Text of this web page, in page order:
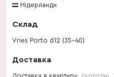
Нідерланди
Склад
Vries Porto d12 (35-40)
Доставка